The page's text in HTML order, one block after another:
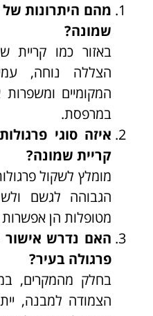
מהם היתרונות
שמונה?
באזור כמו קריית
הצללה נוחה,
המקומיים
במרפסת.
איזה סוגי
קריית שמונה?
מומלץ לשקול
הגבוהה לגשם
מטופלות הן אפשרות
האם נדרש אישור
פרגולה בעיר?
בחלק מהמקרים,
הצמודה למבנה,